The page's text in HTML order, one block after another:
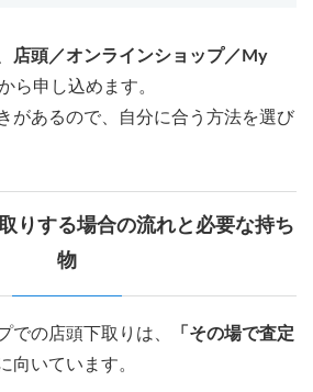
店頭／オンラインショップ／My
ら申し込めます。
があるので、自分に合う方法を選び
りする場合の流れと必要な持ち
物
での店頭下取りは、
「その場で査定
向いています。